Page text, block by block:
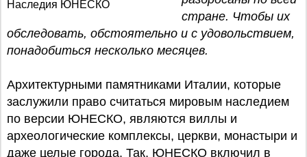
Наследия ЮНЕСКО
стране. Чтобы их
обследовать, обстоятельно и с удовольствием,
понадобиться несколько месяцев.
Архитектурными памятниками Италии, которые
заслужили право считаться мировым наследием
по версии ЮНЕСКО, являются виллы и
археологические комплексы, церкви, монастыри и
даже целые города. Так, ЮНЕСКО включил в